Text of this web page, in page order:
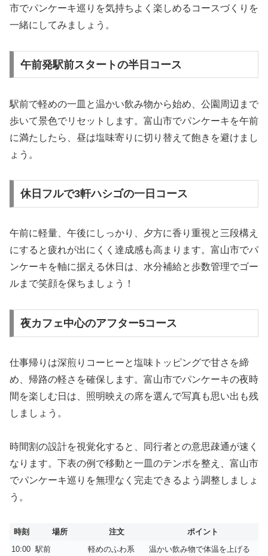
市でパンケーキ巡りを気持ちよく楽しめるコースづくりを
一緒にしてみましょう。
午前発駅前スタートの半日コース
駅前で軽めの一皿と温かい飲み物から始め、公園周辺まで
歩いて景色でリセットします。富山市でパンケーキを午前
に満たしたら、昼は塩味寄りに切り替えて飽きを避けまし
ょう。
休日フルで3軒ハシゴの一日コース
午前に軽量、午後にしっかり、夕方に香り重視と三段構え
にすると疲れが出にくく達成感も高まります。富山市でパ
ンケーキを軸に据える休日は、水分補給と歩数管理でゴー
ルまで笑顔を保ちましょう！
夜カフェ中心のアフター5コース
仕事帰りは深煎りコーヒーと塩味トッピングで甘さを締
め、帰路の軽さを確保します。富山市でパンケーキの夜時
間を楽しむ日は、照明映えの席を選んで写真も思い出も残
しましょう。
時間割の設計を視覚化すると、同行者との意思疎通が速く
なります。下表の例で移動と一皿のテンポを整え、富山市
でパンケーキ巡りを無理なく完走できるよう調整しましょ
う。
時刻 場所 注文
ポイント
10:00 駅前 軽めのふわ系
温かい飲み物で体温を上げる